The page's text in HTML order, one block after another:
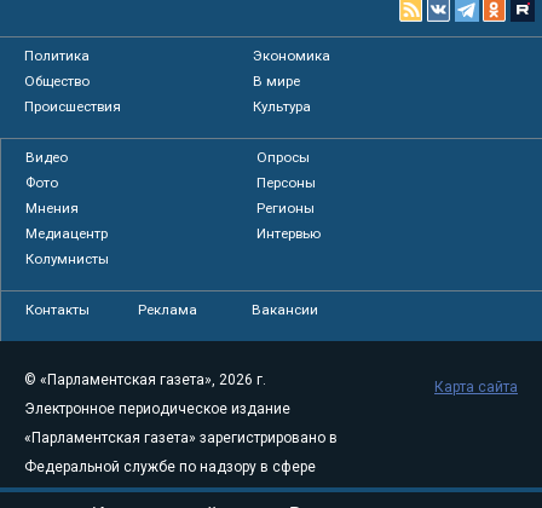
Политика
Экономика
Общество
В мире
Происшествия
Культура
Видео
Опросы
Фото
Персоны
Мнения
Регионы
Медиацентр
Интервью
Колумнисты
Контакты Реклама Вакансии
© «Парламентская газета», 2026 г.
Электронное периодическое издание
«Парламентская газета» зарегистрировано в
Федеральной службе по надзору в сфере
связи, информационных технологий и
Карта сайта